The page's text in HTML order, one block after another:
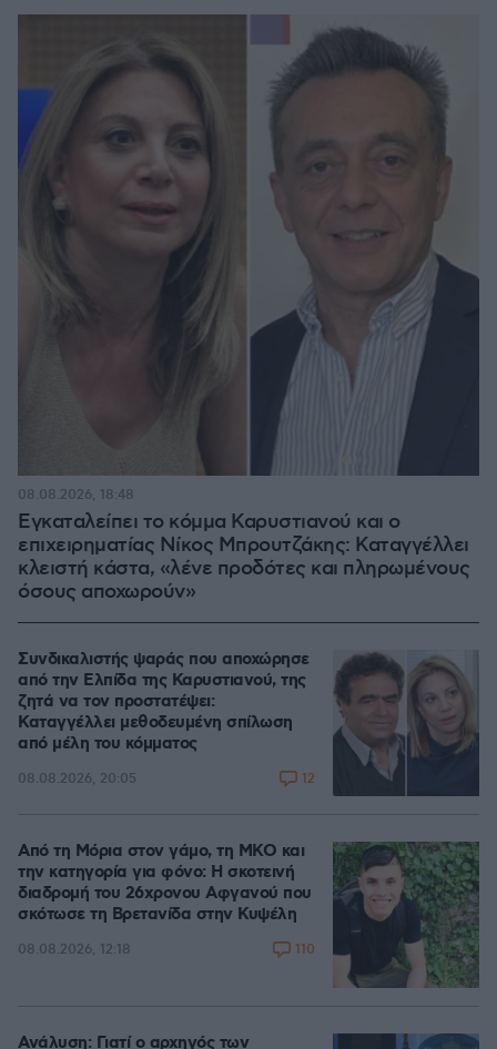
Εγκαταλείπει το κόμμα Καρυστιανού και ο
επιχειρηματίας Νίκος Μπρουτζάκης: Καταγγέλλει
κλειστή κάστα, «λένε προδότες και πληρωμένους
όσους αποχωρούν»
08.08.2026, 18:48
Συνδικαλιστής ψαράς που αποχώρησε
από την Ελπίδα της Καρυστιανού, της
ζητά να τον προστατέψει:
Καταγγέλλει μεθοδευμένη σπίλωση
από μέλη του κόμματος
08.08.2026, 20:05 12
Από τη Μόρια στον γάμο, τη ΜΚΟ και
την κατηγορία για φόνο: Η σκοτεινή
διαδρομή του 26χρονου Αφγανού που
σκότωσε τη Βρετανίδα στην Κυψέλη
08.08.2026, 12:18 110
Ανάλυση: Γιατί ο αρχηγός των